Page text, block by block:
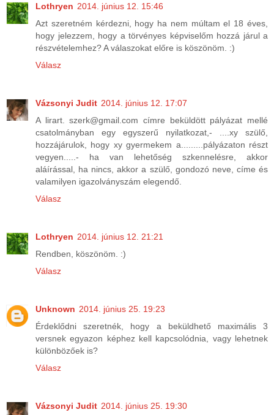
Lothryen 2014. június 12. 15:46
Azt szeretném kérdezni, hogy ha nem múltam el 18 éves,
hogy jelezzem, hogy a törvényes képviselőm hozzá járul a
részvételemhez? A válaszokat előre is köszönöm. :)
Válasz
Vázsonyi Judit 2014. június 12. 17:07
A lirart. szerk@gmail.com címre beküldött pályázat mellé
csatolmányban egy egyszerű nyilatkozat,- ....xy szülő,
hozzájárulok, hogy xy gyermekem a.........pályázaton részt
vegyen.....- ha van lehetőség szkennelésre, akkor
aláírással, ha nincs, akkor a szülő, gondozó neve, címe és
valamilyen igazolványszám elegendő.
Válasz
Lothryen 2014. június 12. 21:21
Rendben, köszönöm. :)
Válasz
Unknown 2014. június 25. 19:23
Érdeklődni szeretnék, hogy a beküldhető maximális 3
versnek egyazon képhez kell kapcsolódnia, vagy lehetnek
különbözőek is?
Válasz
Vázsonyi Judit 2014. június 25. 19:30